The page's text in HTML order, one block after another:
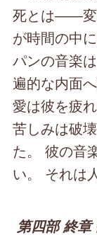
死とは――変
が時間の中
パンの音楽
遍的な内面
愛は彼を疲
苦しみは破
た。 彼の音
い。 それは
第四部 終